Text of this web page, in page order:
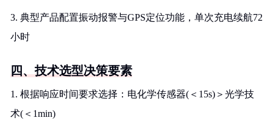
3. 典型产品配置振动报警与GPS定位功能，单次充电续航72
小时
四、技术选型决策要素
1. 根据响应时间要求选择：电化学传感器(＜15s)＞光学技
术(＜1min)